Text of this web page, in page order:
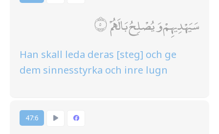
سَيَهْدِيهِمْ وَيُصْلِحُ بَالَهُمْ
Han skall leda deras [steg] och ge
dem sinnesstyrka och inre lugn
47:6